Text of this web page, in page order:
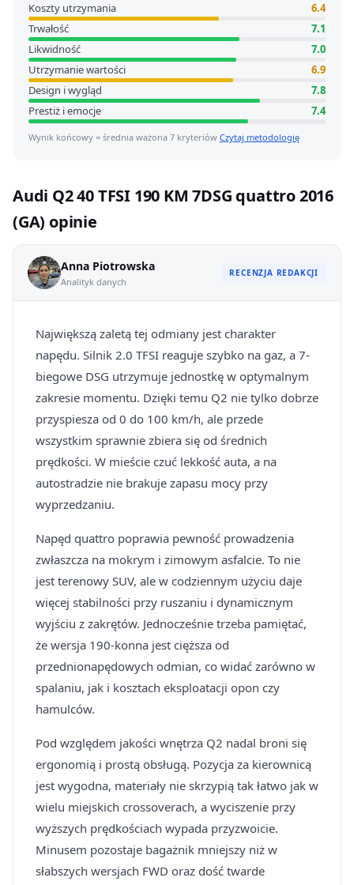
Koszty utrzymania
6.4
Trwałość
7.1
Likwidność
7.0
Utrzymanie wartości
6.9
Design i wygląd
7.8
Prestiż i emocje
7.4
Wynik końcowy = średnia ważona 7 kryteriów Czytaj metodologię
Audi Q2 40 TFSI 190 KM 7DSG quattro 2016
(GA) opinie
Anna Piotrowska
Analityk danych
RECENZJA REDAKCJI
Największą zaletą tej odmiany jest charakter
napędu. Silnik 2.0 TFSI reaguje szybko na gaz, a 7-
biegowe DSG utrzymuje jednostkę w optymalnym
zakresie momentu. Dzięki temu Q2 nie tylko dobrze
przyspiesza od 0 do 100 km/h, ale przede
wszystkim sprawnie zbiera się od średnich
prędkości. W mieście czuć lekkość auta, a na
autostradzie nie brakuje zapasu mocy przy
wyprzedzaniu.
Napęd quattro poprawia pewność prowadzenia
zwłaszcza na mokrym i zimowym asfalcie. To nie
jest terenowy SUV, ale w codziennym użyciu daje
więcej stabilności przy ruszaniu i dynamicznym
wyjściu z zakrętów. Jednocześnie trzeba pamiętać,
że wersja 190-konna jest cięższa od
przednionapędowych odmian, co widać zarówno w
spalaniu, jak i kosztach eksploatacji opon czy
hamulców.
Pod względem jakości wnętrza Q2 nadal broni się
ergonomią i prostą obsługą. Pozycja za kierownicą
jest wygodna, materiały nie skrzypią tak łatwo jak w
wielu miejskich crossoverach, a wyciszenie przy
wyższych prędkościach wypada przyzwoicie.
Minusem pozostaje bagażnik mniejszy niż w
słabszych wersjach FWD oraz dość twarde